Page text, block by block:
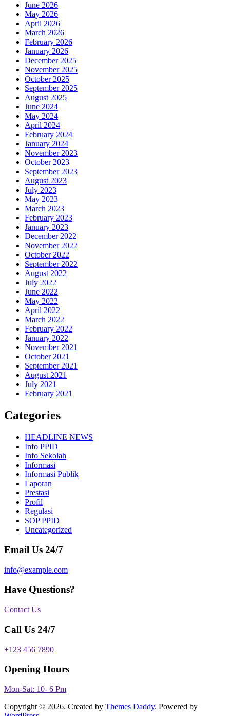
June 2026
May 2026
April 2026
March 2026
February 2026
January 2026
December 2025
November 2025
October 2025
September 2025
August 2025
June 2024
May 2024
April 2024
February 2024
January 2024
November 2023
October 2023
September 2023
August 2023
July 2023
May 2023
March 2023
February 2023
January 2023
December 2022
November 2022
October 2022
September 2022
August 2022
July 2022
June 2022
May 2022
April 2022
March 2022
February 2022
January 2022
November 2021
October 2021
September 2021
August 2021
July 2021
February 2021
Categories
HEADLINE NEWS
Info PPID
Info Sekolah
Informasi
Informasi Publik
Laporan
Prestasi
Profil
Regulasi
SOP PPID
Uncategorized
Email Us 24/7
info@example.com
Have Questions?
Contact Us
Call Us 24/7
+123 456 7890
Opening Hours
Mon-Sat: 10- 6 Pm
Copyright © 2026. Created by Themes Daddy. Powered by